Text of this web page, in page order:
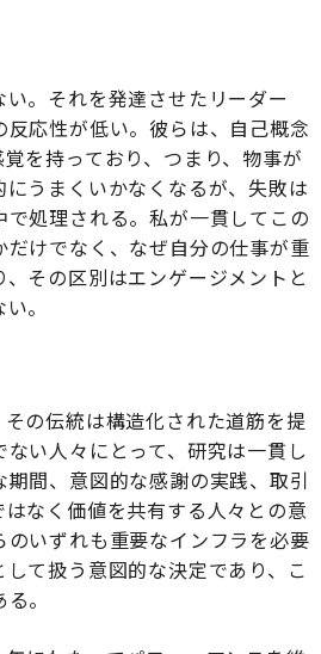
。それを発達させたリーダー
反応性が低い。彼らは、自己概念
を持っており、つまり、物事が
うまくいかなくなるが、失敗は
処理される。私が一貫してこの
けでなく、なぜ自分の仕事が重
その区別はエンゲージメントと
。
の伝統は構造化された道筋を提
い人々にとって、研究は一貫し
間、意図的な感謝の実践、取引
なく価値を共有する人々との意
いずれも重要なインフラを必要
て扱う意図的な決定であり、こ
。